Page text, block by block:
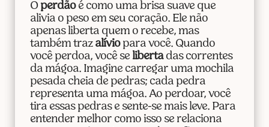
O perdãoé como uma brisa suave que
alivia o peso em seu coração. Ele não
apenas liberta quem o recebe, mas
também traz alíviopara você. Quando
você perdoa, você se libertadas correntes
da mágoa. Imagine carregar uma mochila
pesada cheia de pedras; cada pedra
representa uma mágoa. Ao perdoar, você
tira essas pedras e sente-se mais leve. Para
entender melhor como isso se relaciona